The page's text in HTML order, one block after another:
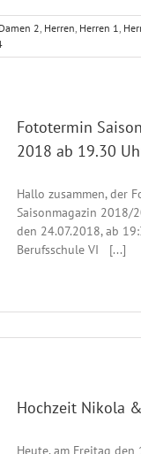
Damen 2, Herren, Herren 1,
Fototermin
2018 ab 19.30
Hallo zusammen, der
Saisonmagazin 2018/
den 24.07.2018, ab
Berufsschule VI [...]
Hochzeit Nikola
Heute, am Freitag